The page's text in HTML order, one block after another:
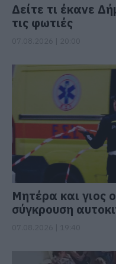
Δείτε τι έκανε
τις φωτιές
Μητέρα και γιος
σύγκρουση